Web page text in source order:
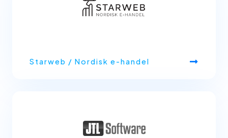
Starweb / Nordisk e-handel